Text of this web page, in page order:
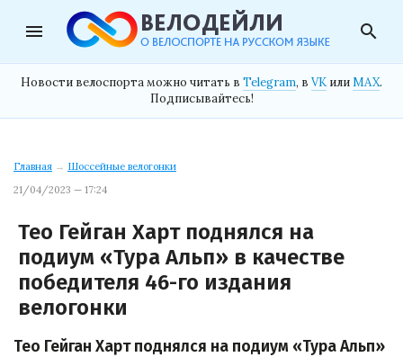
menu search
Новости велоспорта можно читать в Telegram, в VK илиMAX.
Подписывайтесь!
Главная → Шоссейные велогонки
21/04/2023 — 17:24
Тео Гейган Харт поднялся на
подиум «Тура Альп» в качестве
победителя 46-го издания
велогонки
Тео Гейган Харт поднялся на подиум «Тура Альп»